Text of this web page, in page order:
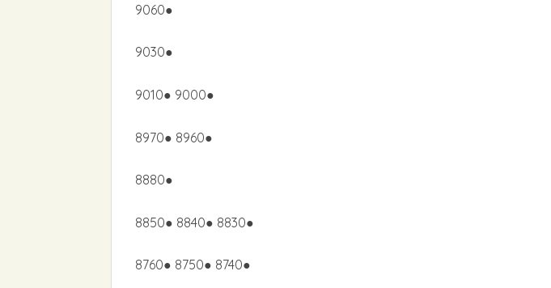
9060●
9030●
9010● 9000●
8970● 8960●
8880●
8850● 8840● 8830●
8760● 8750● 8740●